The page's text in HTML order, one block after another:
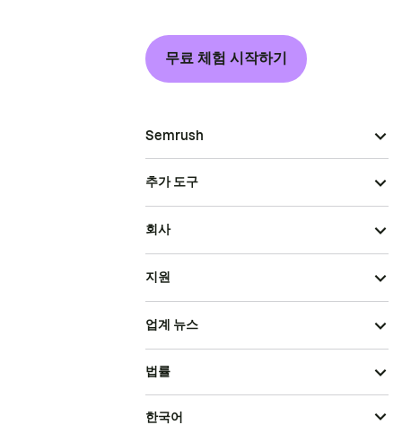
무료 체험 시작하기
Semrush
추가 도구
회사
지원
업계 뉴스
법률
한국어